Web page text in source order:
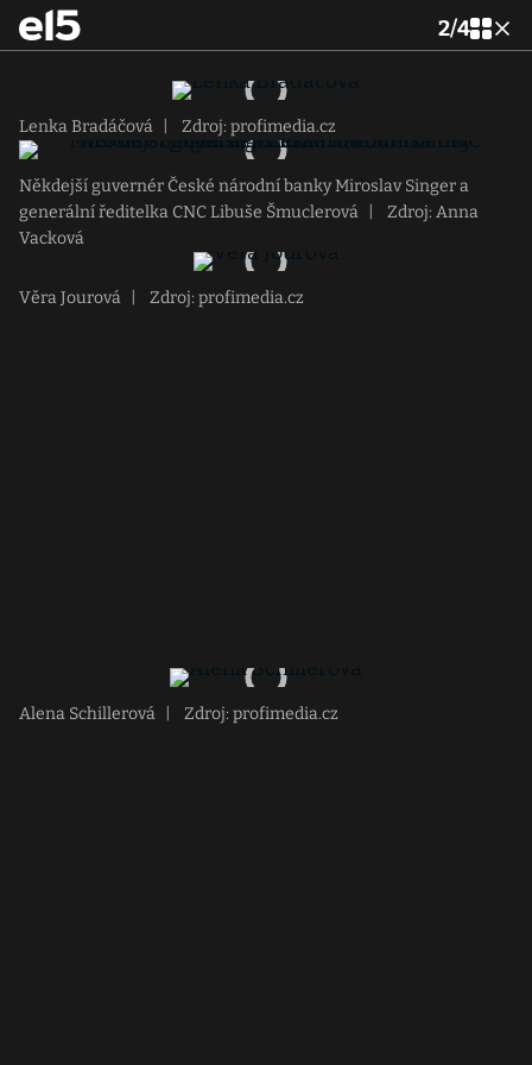
2/4
Lenka Bradáčová Zdroj: profimedia.cz
Někdejší guvernér České národní banky Miroslav Singer a
generální ředitelka CNC Libuše Šmuclerová
Zdroj: Anna
Vacková
Věra Jourová Zdroj: profimedia.cz
Alena Schillerová Zdroj: profimedia.cz